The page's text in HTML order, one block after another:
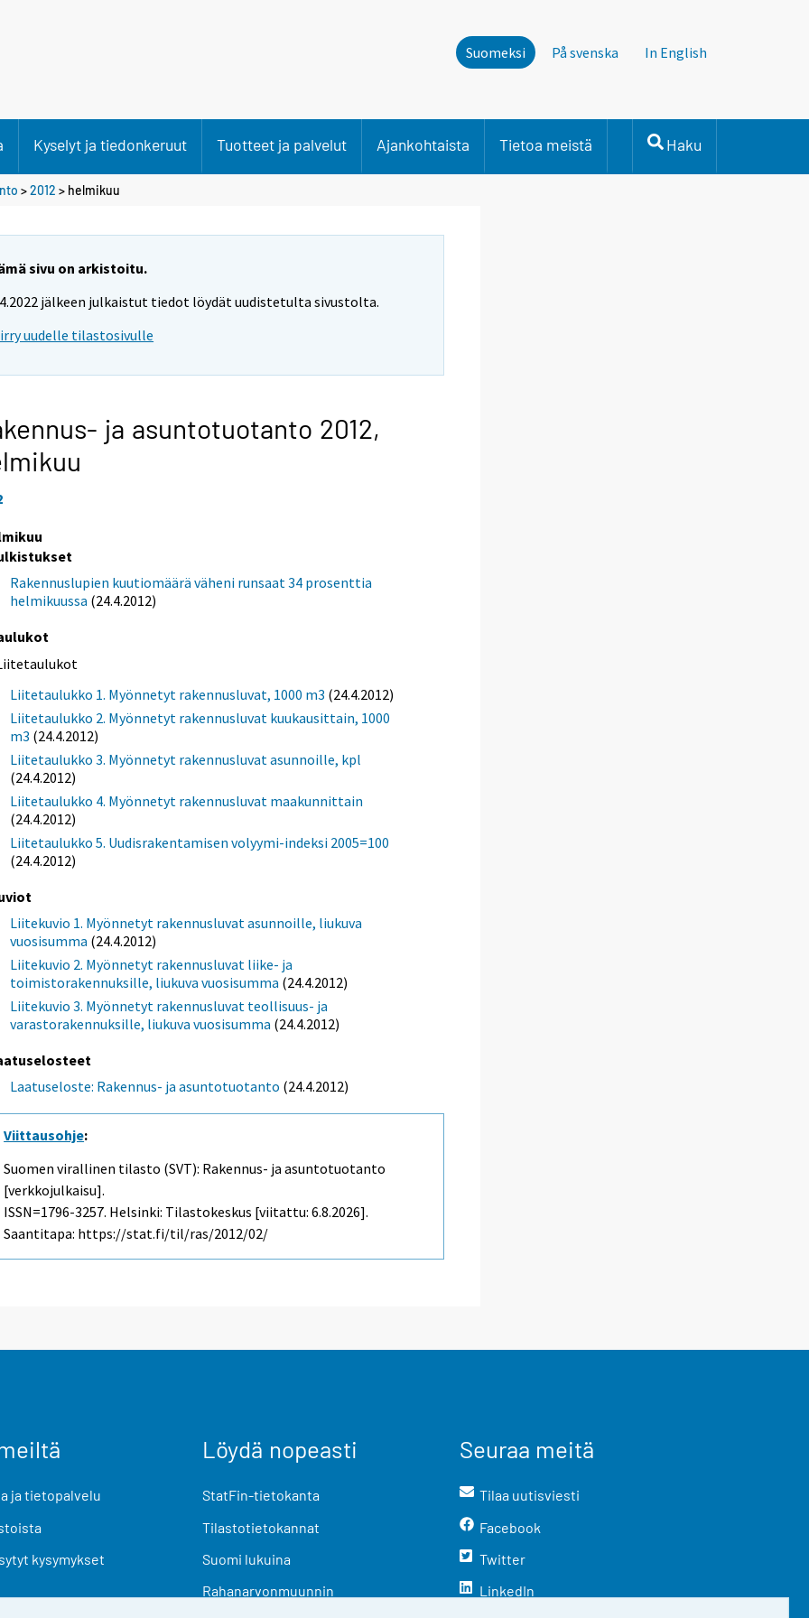
Suomeksi På svenska In English
Kyselyt ja tiedonkeruut Tuotteet ja palvelut Ajankohtaista Tietoa meistä Haku
>2012 > helmikuu
sivu on arkistoitu.
jälkeen julkaistut tiedot löydät uudistetulta sivustolta.
uudelle tilastosivulle
ja asuntotuotanto 2012,
Rakennuslupien kuutiomäärä väheni runsaat 34 prosenttia
helmikuussa (24.4.2012)
Liitetaulukko 1. Myönnetyt rakennusluvat, 1000 m3 (24.4.2012)
Liitetaulukko 2. Myönnetyt rakennusluvat kuukausittain, 1000
m3 (24.4.2012)
Liitetaulukko 3. Myönnetyt rakennusluvat asunnoille, kpl
(24.4.2012)
Liitetaulukko 4. Myönnetyt rakennusluvat maakunnittain
(24.4.2012)
Liitetaulukko 5. Uudisrakentamisen volyymi-indeksi 2005=100
(24.4.2012)
Liitekuvio 1. Myönnetyt rakennusluvat asunnoille, liukuva
vuosisumma (24.4.2012)
Liitekuvio 2. Myönnetyt rakennusluvat liike- ja
toimistorakennuksille, liukuva vuosisumma (24.4.2012)
Liitekuvio 3. Myönnetyt rakennusluvat teollisuus- ja
varastorakennuksille, liukuva vuosisumma (24.4.2012)
Laatuseloste: Rakennus- ja asuntotuotanto (24.4.2012)
Viittausohje:
Suomen virallinen tilasto (SVT): Rakennus- ja asuntotuotanto
[verkkojulkaisu].
ISSN=1796-3257. Helsinki: Tilastokeskus [viitattu: 6.8.2026].
Saantitapa: https://stat.fi/til/ras/2012/02/
ja tietopalvelu
kysymykset
Löydä nopeasti
StatFin-tietokanta
Tilastotietokannat
Suomi lukuina
Rahanarvonmuunnin
Seuraa meitä
Tilaa uutisviesti
Facebook
Twitter
LinkedIn